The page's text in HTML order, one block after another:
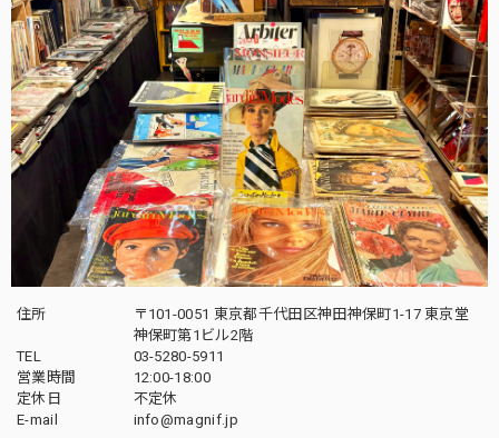
住所
〒101-0051 東京都千代田区神田神保町1-17 東京堂
神保町第1ビル2階
TEL
03-5280-5911
営業時間
12:00-18:00
定休日
不定休
E-mail
info@magnif.jp